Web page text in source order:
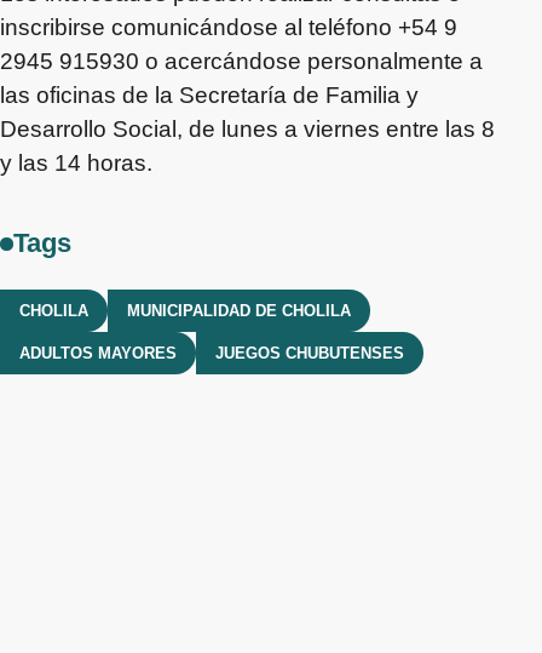
inscribirse comunicándose al teléfono +54 9
2945 915930 o acercándose personalmente a
las oficinas de la Secretaría de Familia y
Desarrollo Social, de lunes a viernes entre las 8
y las 14 horas.
Tags
CHOLILA MUNICIPALIDAD DE CHOLILA
ADULTOS MAYORES JUEGOS CHUBUTENSES